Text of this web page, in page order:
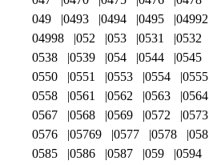
049
0493 0494 0495 04992
04998
052 053 0531 0532
0538
0539 054 0544 0545
0550
0551 0553 0554 0555
0558
0561 0562 0563 0564
0567
0568 0569 0572 0573
0576
05769 0577 0578 058
0585
0586 0587 059 0594